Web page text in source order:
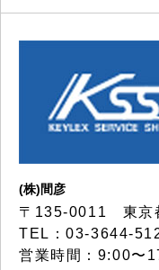
(株)間彦
〒135-0011 東京
TEL：03-3644-
営業時間：9:00〜